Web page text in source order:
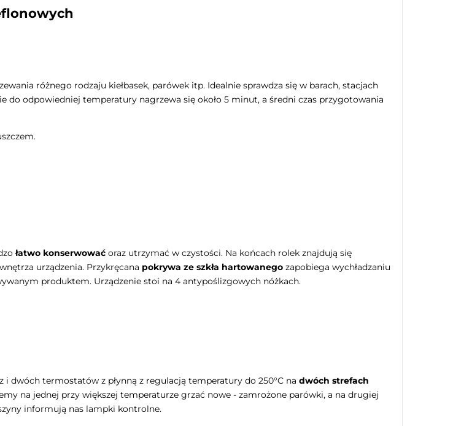
różnego rodzaju kiełbasek, parówek itp. Idealnie sprawdza się w barach, stacjach
do odpowiedniej temperatury nagrzewa się około 5 minut, a średni czas przygotowania
łatwo konserwować oraz utrzymać w czystości. Na końcach rolek znajdują się
urządzenia. Przykręcana pokrywa ze szkła hartowanego zapobiega wychładzaniu
produktem. Urządzenie stoi na 4 antypoślizgowych nóżkach.
i dwóch termostatów z płynną z regulacją temperatury do 250°C na dwóch strefach
na jednej przy większej temperaturze grzać nowe - zamrożone parówki, a na drugiej
informują nas lampki kontrolne.